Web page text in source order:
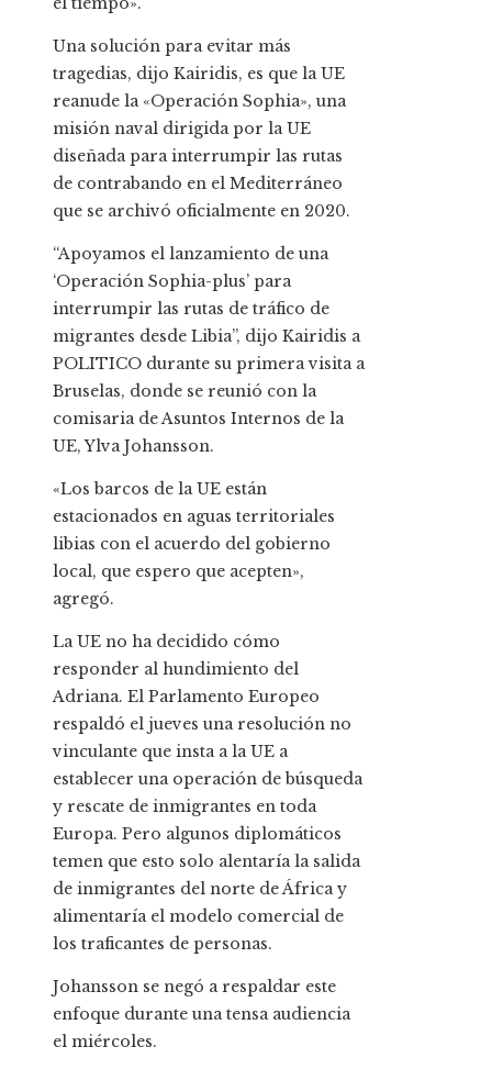
Una solución para evitar más
tragedias, dijo Kairidis, es que la UE
reanude la «Operación Sophia», una
misión naval dirigida por la UE
diseñada para interrumpir las rutas
de contrabando en el Mediterráneo
que se archivó oficialmente en 2020.
“Apoyamos el lanzamiento de una
‘Operación Sophia-plus’ para
interrumpir las rutas de tráfico de
migrantes desde Libia”, dijo Kairidis a
POLITICO durante su primera visita a
Bruselas, donde se reunió con la
comisaria de Asuntos Internos de la
UE, Ylva Johansson.
«Los barcos de la UE están
estacionados en aguas territoriales
libias con el acuerdo del gobierno
local, que espero que acepten»,
agregó.
La UE no ha decidido cómo
responder al hundimiento del
Adriana. El Parlamento Europeo
respaldó el jueves una resolución no
vinculante que insta a la UE a
establecer una operación de búsqueda
y rescate de inmigrantes en toda
Europa. Pero algunos diplomáticos
temen que esto solo alentaría la salida
de inmigrantes del norte de África y
alimentaría el modelo comercial de
los traficantes de personas.
Johansson se negó a respaldar este
enfoque durante una tensa audiencia
el miércoles.